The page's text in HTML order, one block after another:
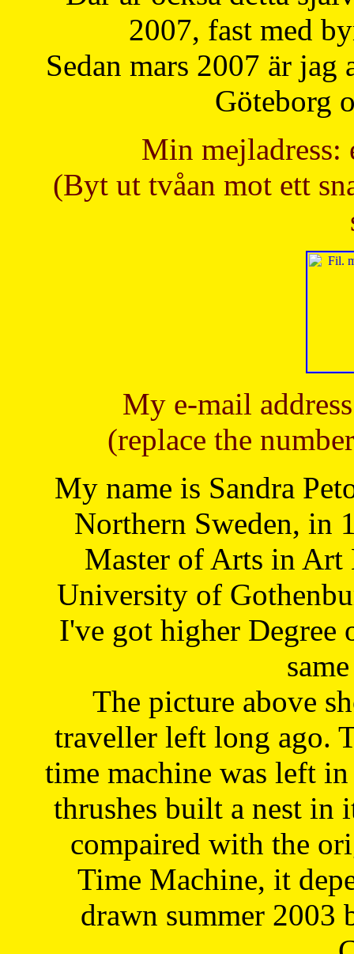
2007, fast med
Sedan mars 2007 är
Göteborg
Min mejladress:
(Byt ut tvåan mot ett
My e-mail
(replace the
My name is Sandra
Northern Sweden, in
Master of Arts in Art
University of
I've got higher Degree
The picture above
traveller left long ago.
time machine was left
thrushes built a nest in
compaired with the
Time Machine, it
drawn summer 2003